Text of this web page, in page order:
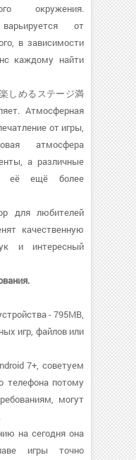
окружения.
от
в зависимости
каждому найти
しめるステージ満
Атмосферная
от игры,
атмосфера
а различные
её ещё более
для любителей
качественную
и интересный
- 795MB,
игр, файлов или
7+, советуем
телефона потому
могут
на сегодня она
игры точно